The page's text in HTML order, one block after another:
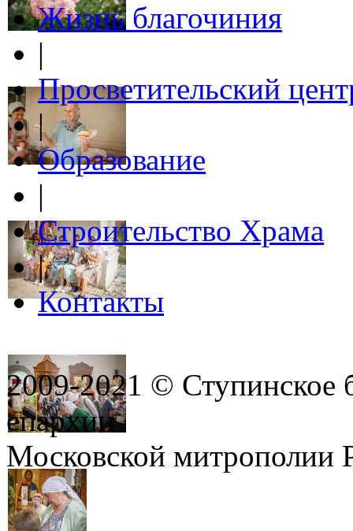
Жизнь благочиния
|
Просветительский
|
Образование
|
Строительство Храма
|
Контакты
2009-2021 © Ступинское
епархии
Московской митрополии